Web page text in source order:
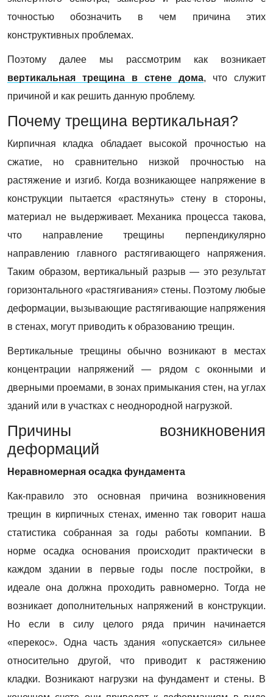
точностью обозначить в чем причина этих
конструктивных проблемах.
Поэтому далее мы рассмотрим как возникает
вертикальная трещина в стене дома, что служит
причиной и как решить данную проблему.
Почему трещина вертикальная?
Кирпичная кладка обладает высокой прочностью на
сжатие, но сравнительно низкой прочностью на
растяжение и изгиб. Когда возникающее напряжение в
конструкции пытается «растянуть» стену в стороны,
материал не выдерживает. Механика процесса такова,
что направление трещины перпендикулярно
направлению главного растягивающего напряжения.
Таким образом, вертикальный разрыв — это результат
горизонтального «растягивания» стены. Поэтому любые
деформации, вызывающие растягивающие напряжения
в стенах, могут приводить к образованию трещин.
Вертикальные трещины обычно возникают в местах
концентрации напряжений — рядом с оконными и
дверными проемами, в зонах примыкания стен, на углах
зданий или в участках с неоднородной нагрузкой.
Причины возникновения
деформаций
Неравномерная осадка фундамента
Как-правило это основная причина возникновения
трещин в кирпичных стенах, именно так говорит наша
статистика собранная за годы работы компании. В
норме осадка основания происходит практически в
каждом здании в первые годы после постройки, в
идеале она должна проходить равномерно. Тогда не
возникает дополнительных напряжений в конструкции.
Но если в силу целого ряда причин начинается
«перекос». Одна часть здания «опускается» сильнее
относительно другой, что приводит к растяжению
кладки. Возникают нагрузки на фундамент и стены. В
ОСТАВЬТЕ ВАШЕ ИМЯ И
ТЕЛЕФОН МЫ ВАМ
ОСТАВИТЕ ВАШ EMAIL
МЫ ПРИШЛЕМ ВАМ ГИД